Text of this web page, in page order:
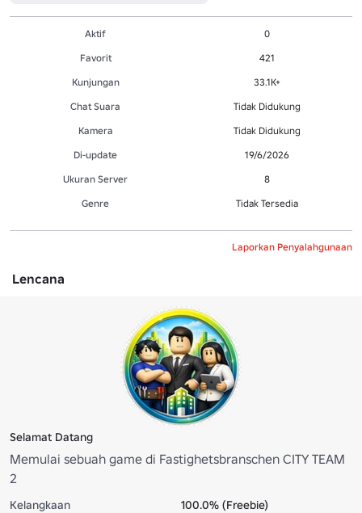
Aktif
0
Favorit
421
Kunjungan
33.1K+
Chat Suara
Tidak Didukung
Kamera
Tidak Didukung
Di-update
19/6/2026
Ukuran Server
8
Genre
Tidak Tersedia
Laporkan Penyalahgunaan
Lencana
Selamat Datang
Memulai sebuah game di Fastighetsbranschen CITY TEAM
2
Kelangkaan
100.0% (Freebie)